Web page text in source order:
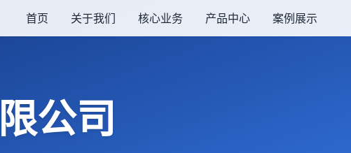
首页 关于我们 核心业务 产品中心 案例展示
公司